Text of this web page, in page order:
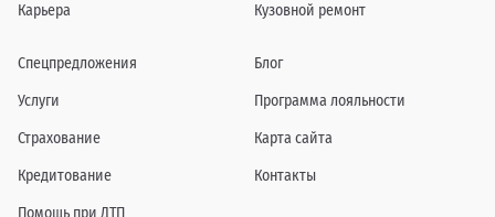
Карьера
Кузовной ремонт
Спецпредложения
Услуги
Страхование
Кредитование
Помощь при ДТП
Блог
Программа лояльности
Карта сайта
Контакты